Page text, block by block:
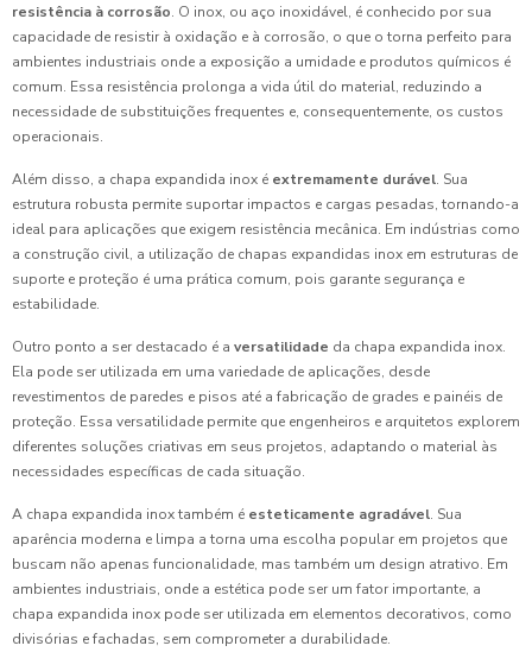
resistência à corrosão. O inox, ou aço inoxidável, é conhecido por sua
capacidade de resistir à oxidação e à corrosão, o que o torna perfeito para
ambientes industriais onde a exposição a umidade e produtos químicos é
comum. Essa resistência prolonga a vida útil do material, reduzindo a
necessidade de substituições frequentes e, consequentemente, os custos
operacionais.
Além disso, a chapa expandida inox é extremamente durável. Sua
estrutura robusta permite suportar impactos e cargas pesadas, tornando-a
ideal para aplicações que exigem resistência mecânica. Em indústrias como
a construção civil, a utilização de chapas expandidas inox em estruturas de
suporte e proteção é uma prática comum, pois garante segurança e
estabilidade.
Outro ponto a ser destacado é a versatilidade da chapa expandida inox.
Ela pode ser utilizada em uma variedade de aplicações, desde
revestimentos de paredes e pisos até a fabricação de grades e painéis de
proteção. Essa versatilidade permite que engenheiros e arquitetos explorem
diferentes soluções criativas em seus projetos, adaptando o material às
necessidades específicas de cada situação.
A chapa expandida inox também é esteticamente agradável. Sua
aparência moderna e limpa a torna uma escolha popular em projetos que
buscam não apenas funcionalidade, mas também um design atrativo. Em
ambientes industriais, onde a estética pode ser um fator importante, a
chapa expandida inox pode ser utilizada em elementos decorativos, como
divisórias e fachadas, sem comprometer a durabilidade.